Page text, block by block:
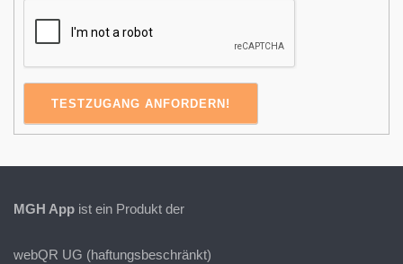
TESTZUGANG ANFORDERN!
MGH App ist ein Produkt der
webQR UG (haftungsbeschränkt)